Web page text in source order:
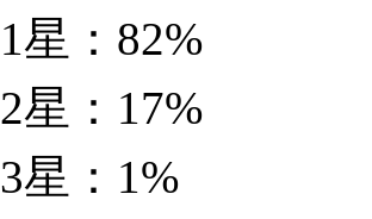
1星：82%
2星：17%
3星：1%